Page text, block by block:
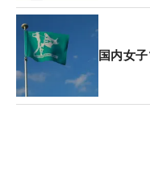
続く出水田は3メー
転の可能性を残すの
「毎年、奥から戻す
ようか考え中。（み
国内女